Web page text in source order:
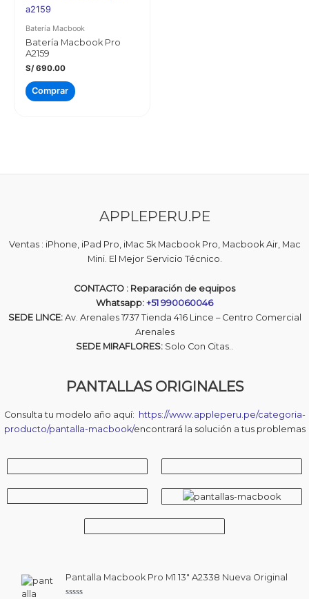
Batería Macbook
Batería Macbook Pro
A2159
S/690.00
Comprar
APPLEPERU.PE
Ventas : iPhone, iPad Pro, iMac 5k Macbook Pro, Macbook Air, Mac
Mini. El Mejor Servicio Técnico.
CONTACTO : Reparación de equipos
Whatsapp: +51 990060046
SEDE LINCE: Av. Arenales 1737 Tienda 416 Lince – Centro Comercial
Arenales
SEDE MIRAFLORES: Solo Con Citas..
PANTALLAS ORIGINALES
Consulta tu modelo año aquí: https://www.appleperu.pe/categoria-
producto/pantalla-macbook/encontrará la solución a tus problemas
Pantalla Macbook Pro M1 13″ A2338 Nueva Original